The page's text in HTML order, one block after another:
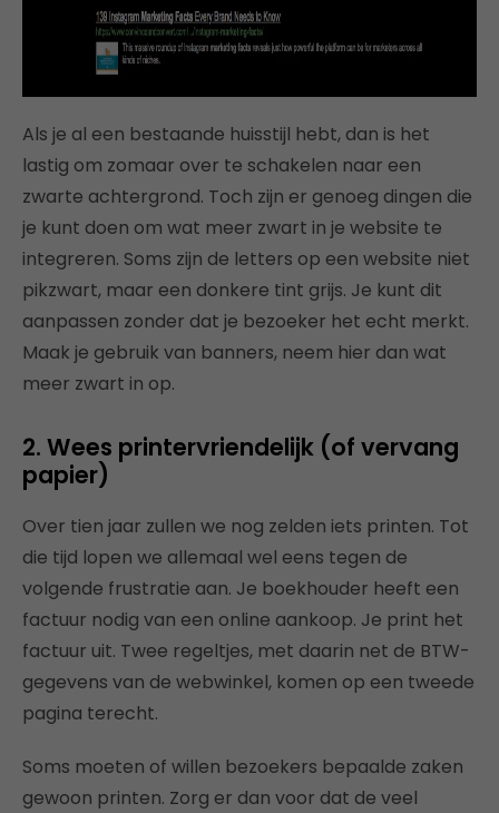
Als je al een bestaande huisstijl hebt, dan is het
lastig om zomaar over te schakelen naar een
zwarte achtergrond. Toch zijn er genoeg dingen die
je kunt doen om wat meer zwart in je website te
integreren. Soms zijn de letters op een website niet
pikzwart, maar een donkere tint grijs. Je kunt dit
aanpassen zonder dat je bezoeker het echt merkt.
Maak je gebruik van banners, neem hier dan wat
meer zwart in op.
2. Wees printervriendelijk (of vervang
papier)
Over tien jaar zullen we nog zelden iets printen. Tot
die tijd lopen we allemaal wel eens tegen de
volgende frustratie aan. Je boekhouder heeft een
factuur nodig van een online aankoop. Je print het
factuur uit. Twee regeltjes, met daarin net de BTW-
gegevens van de webwinkel, komen op een tweede
pagina terecht.
Soms moeten of willen bezoekers bepaalde zaken
gewoon printen. Zorg er dan voor dat de veel